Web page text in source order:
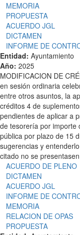
MEMORIA
PROPUESTA
ACUERDO JGL
DICTAMEN
INFORME DE
Entidad: Ayuntamiento
Año: 2025
MODIFICACION DE
en sesión ordinaria
entre otros asuntos, la
créditos 4 de
pendientes de aplicar a
de tesorería por importe
pública por plazo de 15
sugerencias y
citado no se
ACUERDO DE PLENO
DICTAMEN
ACUERDO JGL
INFORME DE
MEMORIA
RELACION DE OPAS
PROPUESTA